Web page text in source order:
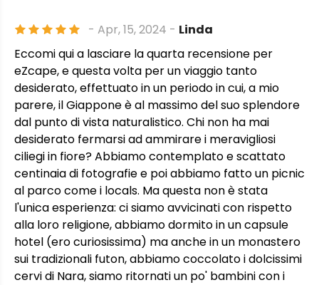
- Apr, 15, 2024 - Linda
Eccomi qui a lasciare la quarta recensione per
eZcape, e questa volta per un viaggio tanto
desiderato, effettuato in un periodo in cui, a mio
parere, il Giappone è al massimo del suo splendore
dal punto di vista naturalistico. Chi non ha mai
desiderato fermarsi ad ammirare i meravigliosi
ciliegi in fiore? Abbiamo contemplato e scattato
centinaia di fotografie e poi abbiamo fatto un picnic
al parco come i locals. Ma questa non è stata
l'unica esperienza: ci siamo avvicinati con rispetto
alla loro religione, abbiamo dormito in un capsule
hotel (ero curiosissima) ma anche in un monastero
sui tradizionali futon, abbiamo coccolato i dolcissimi
cervi di Nara, siamo ritornati un po' bambini con i